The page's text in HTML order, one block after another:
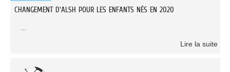
CHANGEMENT D'ALSH POUR LES ENFANTS NÉS EN 2020
Lire la suite